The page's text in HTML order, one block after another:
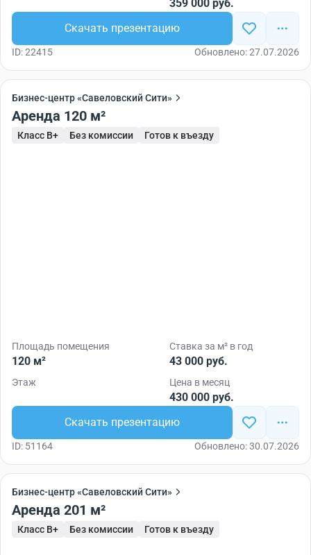
359 000 руб.
Скачать презентацию
ID: 22415 Обновлено: 27.07.2026
Бизнес-центр «Савеловский Сити»
Аренда 120 м²
Класс B+ Без комиссии Готов к въезду
Площадь помещения
120 м²
Ставка за м² в год
43 000 руб.
Этаж Цена в месяц
430 000 руб.
Скачать презентацию
ID: 51164 Обновлено: 30.07.2026
Бизнес-центр «Савеловский Сити»
Аренда 201 м²
Класс B+ Без комиссии Готов к въезду